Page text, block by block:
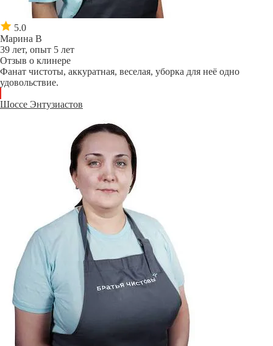
5.0
Марина В
39 лет, опыт 5 лет
Отзыв о клинере
Фанат чистоты, аккуратная, веселая, уборка для неё одно
удовольствие.
Шоссе Энтузиастов